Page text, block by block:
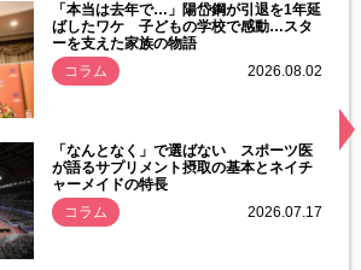
「本当は去年で…」陽岱鋼が引退を1年延
ばしたワケ 子どもの学校で感動…スタ
ーを支えた家族の物語
コラム
2026.08.02
「なんとなく」で選ばない スポーツ医
が語るサプリメント摂取の基本とネイチ
ャーメイドの特長
コラム
2026.07.17